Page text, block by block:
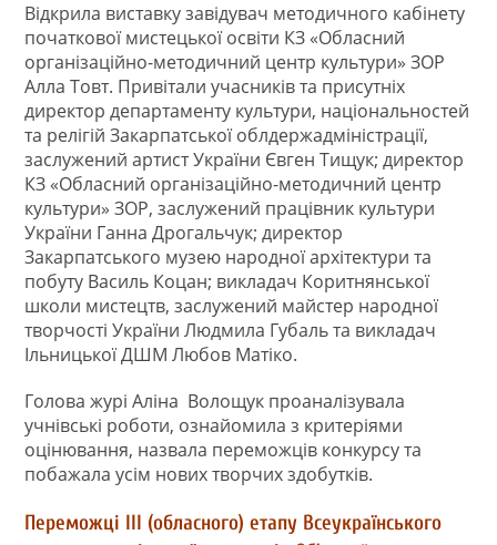
Відкрила виставку завідувач методичного кабінету
початкової мистецької освіти КЗ «Обласний
організаційно-методичний центр культури» ЗОР
Алла Товт. Привітали учасників та присутніх
директор департаменту культури, національностей
та релігій Закарпатської облдержадміністрації,
заслужений артист України Євген Тищук; директор
КЗ «Обласний організаційно-методичний центр
культури» ЗОР, заслужений працівник культури
України Ганна Дрогальчук; директор
Закарпатського музею народної архітектури та
побуту Василь Коцан; викладач Коритнянської
школи мистецтв, заслужений майстер народної
творчості України Людмила Губаль та викладач
Ільницької ДШМ Любов Матіко.
Голова журі Аліна Волощук проаналізувала
учнівські роботи, ознайомила з критеріями
оцінювання, назвала переможців конкурсу та
побажала усім нових творчих здобутків.
Переможці ІІІ (обласного) етапу Всеукраїнського